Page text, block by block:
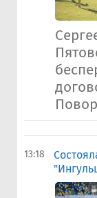
13:18